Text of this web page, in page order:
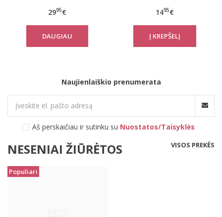
2995€
DAUGIAU
1495€
Naujienlaiškio prenumerata
Aš perskaičiau ir sutinku su Nuostatos/Taisyklės
NESENIAI ŽIŪRĖTOS VISOS PREKĖS
Populiari